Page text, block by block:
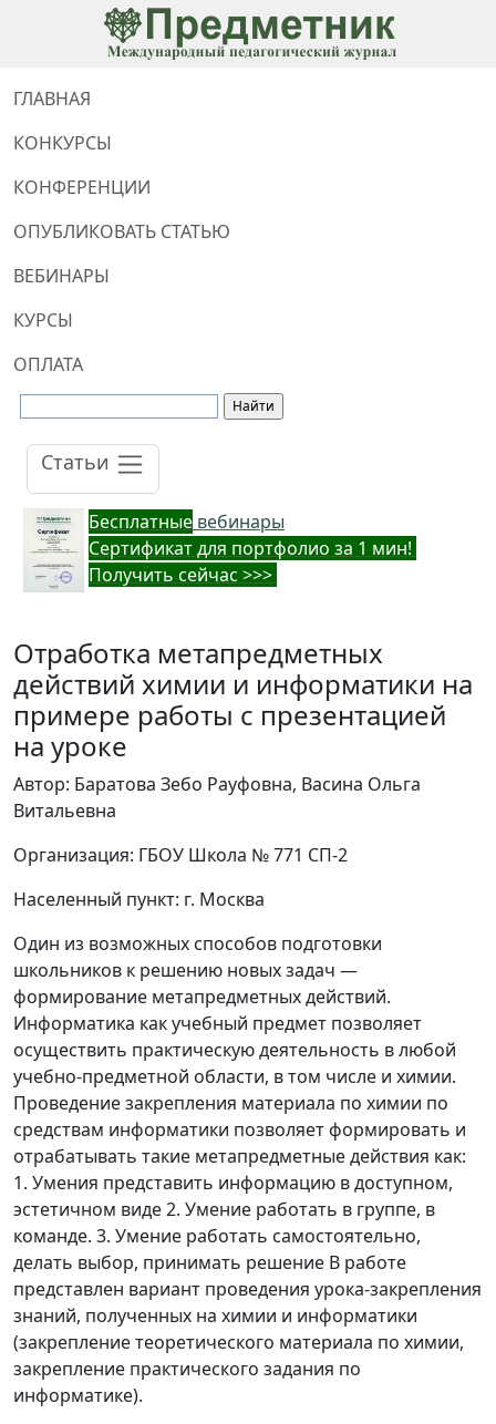
ГЛАВНАЯ
КОНКУРСЫ
КОНФЕРЕНЦИИ
ОПУБЛИКОВАТЬ СТАТЬЮ
ВЕБИНАРЫ
КУРСЫ
ОПЛАТА
Статьи
Бесплатные вебинары
Cертификат для портфолио за 1 мин!
Получить сейчас >>>
Отработка метапредметных
действий химии и информатики на
примере работы с презентацией
на уроке
Автор: Баратова Зебо Рауфовна, Васина Ольга
Витальевна
Организация: ГБОУ Школа № 771 СП-2
Населенный пункт: г. Москва
Один из возможных способов подготовки
школьников к решению новых задач —
формирование метапредметных действий.
Информатика как учебный предмет позволяет
осуществить практическую деятельность в любой
учебно-предметной области, в том числе и химии.
Проведение закрепления материала по химии по
средствам информатики позволяет формировать и
отрабатывать такие метапредметные действия как:
1. Умения представить информацию в доступном,
эстетичном виде 2. Умение работать в группе, в
команде. 3. Умение работать самостоятельно,
делать выбор, принимать решение В работе
представлен вариант проведения урока-закрепления
знаний, полученных на химии и информатики
(закрепление теоретического материала по химии,
закрепление практического задания по
информатике).